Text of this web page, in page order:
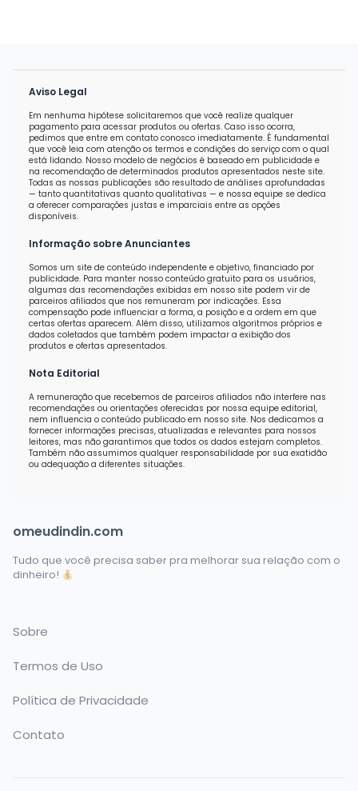
Aviso Legal
Em nenhuma hipótese solicitaremos que você realize qualquer
pagamento para acessar produtos ou ofertas. Caso isso ocorra,
pedimos que entre em contato conosco imediatamente. É fundamental
que você leia com atenção os termos e condições do serviço com o qual
está lidando. Nosso modelo de negócios é baseado em publicidade e
na recomendação de determinados produtos apresentados neste site.
Todas as nossas publicações são resultado de análises aprofundadas
— tanto quantitativas quanto qualitativas — e nossa equipe se dedica
a oferecer comparações justas e imparciais entre as opções
disponíveis.
Informação sobre Anunciantes
Somos um site de conteúdo independente e objetivo, financiado por
publicidade. Para manter nosso conteúdo gratuito para os usuários,
algumas das recomendações exibidas em nosso site podem vir de
parceiros afiliados que nos remuneram por indicações. Essa
compensação pode influenciar a forma, a posição e a ordem em que
certas ofertas aparecem. Além disso, utilizamos algoritmos próprios e
dados coletados que também podem impactar a exibição dos
produtos e ofertas apresentados.
Nota Editorial
A remuneração que recebemos de parceiros afiliados não interfere nas
recomendações ou orientações oferecidas por nossa equipe editorial,
nem influencia o conteúdo publicado em nosso site. Nos dedicamos a
fornecer informações precisas, atualizadas e relevantes para nossos
leitores, mas não garantimos que todos os dados estejam completos.
Também não assumimos qualquer responsabilidade por sua exatidão
ou adequação a diferentes situações.
omeudindin.com
Tudo que você precisa saber pra melhorar sua relação com o
dinheiro!
Sobre
Termos de Uso
Política de Privacidade
Contato